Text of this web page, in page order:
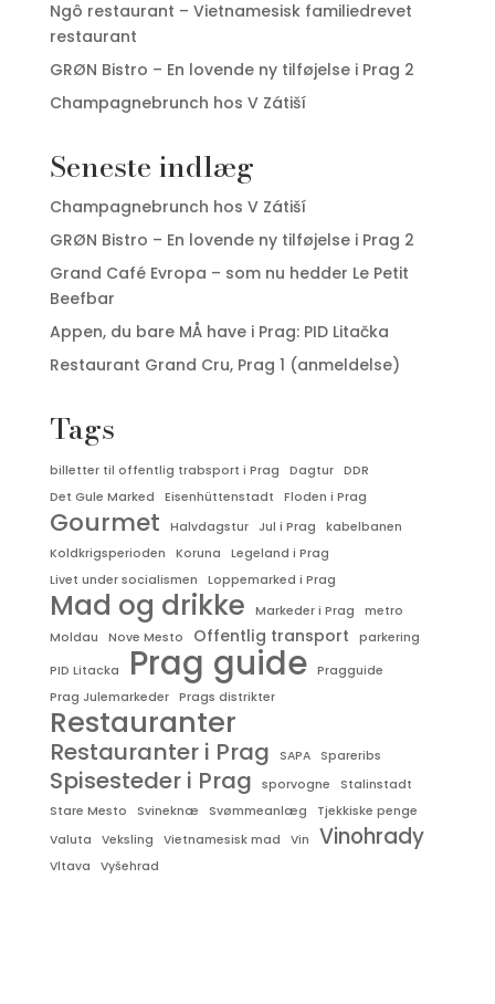
Ngô restaurant – Vietnamesisk familiedrevet
restaurant
GRØN Bistro – En lovende ny tilføjelse i Prag 2
Champagnebrunch hos V Zátiší
Seneste indlæg
Champagnebrunch hos V Zátiší
GRØN Bistro – En lovende ny tilføjelse i Prag 2
Grand Café Evropa – som nu hedder Le Petit
Beefbar
Appen, du bare MÅ have i Prag: PID Litačka
Restaurant Grand Cru, Prag 1 (anmeldelse)
Tags
billetter til offentlig trabsport i Prag Dagtur
DDR
Det Gule Marked
Eisenhüttenstadt Floden i Prag
Gourmet Halvdagstur Jul i Prag
kabelbanen
Koldkrigsperioden
Koruna
Legeland i Prag
Livet under socialismen
Loppemarked i Prag
Mad og drikke Markeder i Prag
metro
Moldau
Nove Mesto Offentlig transport
parkering
PID Litacka
Prag guide
Pragguide
Prag Julemarkeder
Prags distrikter
Restauranter
Restauranter i Prag SAPA Spareribs
Spisesteder i Prag sporvogne
Stalinstadt
Stare Mesto
Svineknæ Svømmeanlæg
Tjekkiske penge
Valuta
Veksling Vietnamesisk mad Vin Vinohrady
Vltava Vyšehrad